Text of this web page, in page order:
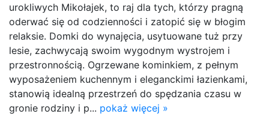
urokliwych Mikołajek, to raj dla tych, którzy pragną
oderwać się od codzienności i zatopić się w błogim
relaksie. Domki do wynajęcia, usytuowane tuż przy
lesie, zachwycają swoim wygodnym wystrojem i
przestronnością. Ogrzewane kominkiem, z pełnym
wyposażeniem kuchennym i eleganckimi łazienkami,
stanowią idealną przestrzeń do spędzania czasu w
gronie rodziny i p... pokaż więcej »